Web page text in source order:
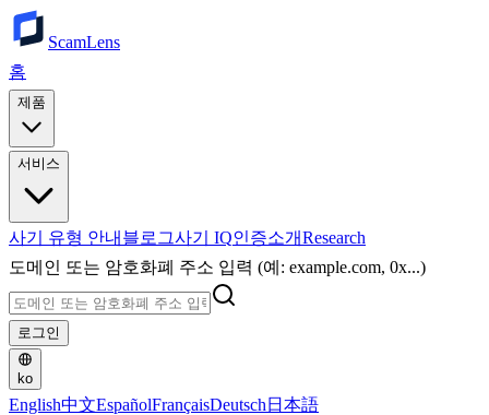
ScamLens
홈
제품
서비스
사기 유형 안내 블로그사기 IQ인증소개Research
도메인 또는 암호화폐 주소 입력 (예: example.com, 0x...)
로그인
ko
English中文EspañolFrançaisDeutsch 日本語